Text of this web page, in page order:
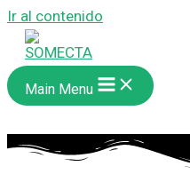
Ir al contenido
Main Menu